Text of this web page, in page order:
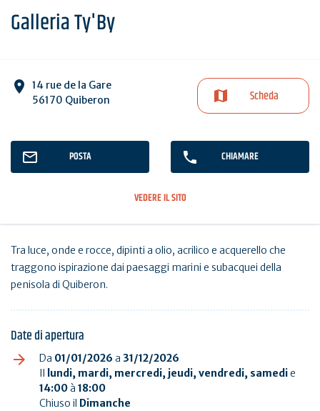
Galleria Ty'By
14 rue de la Gare
56170 Quiberon
Scheda
POSTA CHIAMARE
VEDERE IL SITO
Tra luce, onde e rocce, dipinti a olio, acrilico e acquerello che
traggono ispirazione dai paesaggi marini e subacquei della
penisola di Quiberon.
Date di apertura
Da 01/01/2026 a 31/12/2026
lundi, mardi, mercredi, jeudi, vendredi, samedie
14:00à 18:00
Chiuso il Dimanche